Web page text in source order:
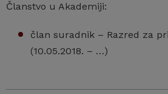
Članstvo u Akademiji:
član suradnik – Razred za
(10.05.2018. – …)